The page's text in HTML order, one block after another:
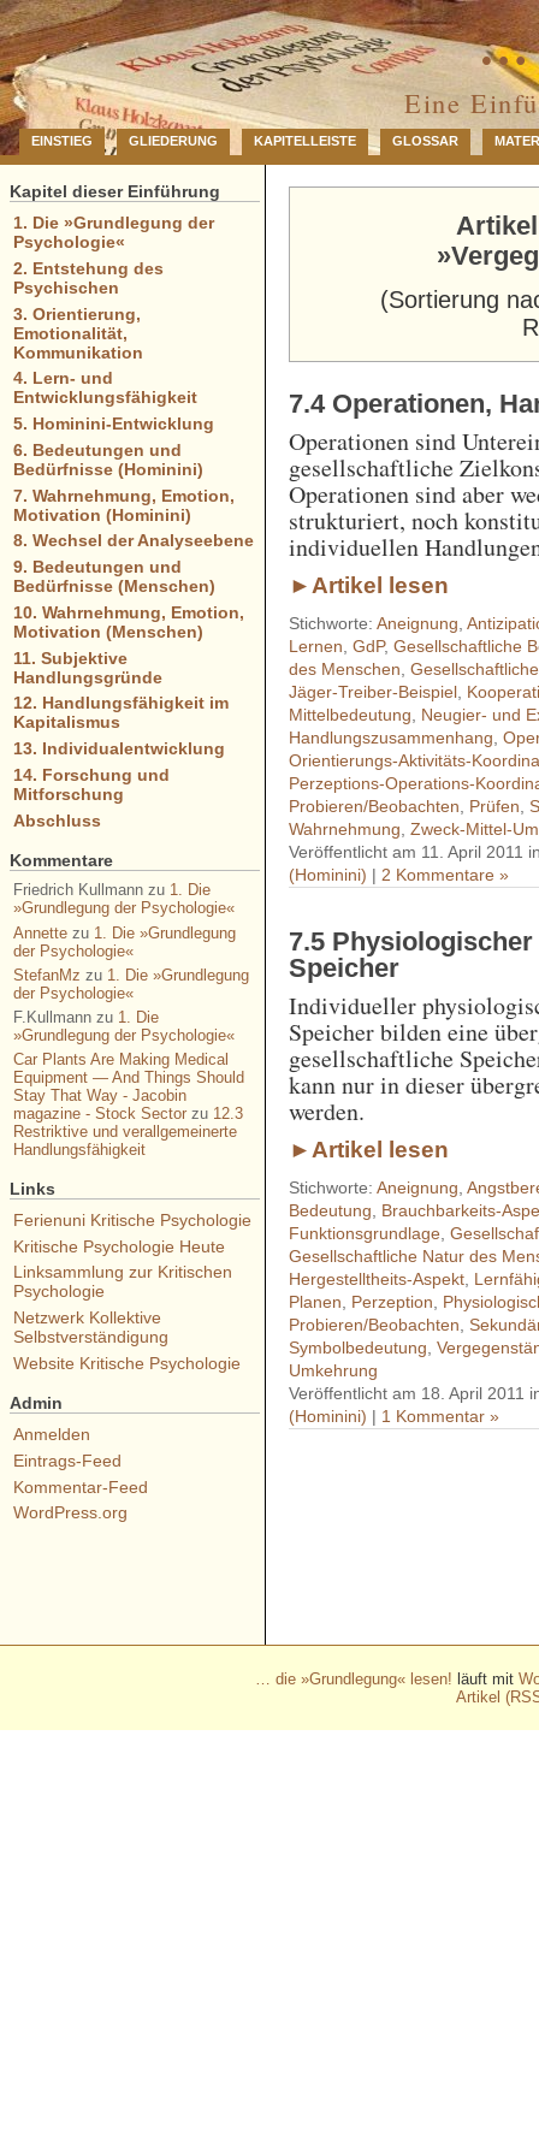
…
Eine
EINSTIEG GLIEDERUNG KAPITELLEISTE GLOSSAR
(Sortierung
7.4 Operationen,
Operationen sind
gesellschaftliche
Operationen sind aber
strukturiert, noch
individuellen
►Artikel lesen
Stichworte:Aneignung ,
Lernen ,GdP,Gesellschaftliche
des Menschen ,
Jäger-Treiber-Beispiel
Mittelbedeutung
Neugier- und
Handlungszusammenhang ,
Orientierungs-Aktivitäts-
Perzeptions-Operations-
Probieren/Beobachten
Prüfen ,
Wahrnehmung ,Zweck-Mittel-
Veröffentlicht am 11. April 2011
(Hominini) | 2 Kommentare »
7.5
Speicher
Individueller
Speicher bilden eine
gesellschaftliche
kann nur in dieser
werden.
►Artikel lesen
Stichworte:Aneignung ,
Bedeutung
Brauchbarkeits-
Funktionsgrundlage ,
Gesellschaftliche Natur des
Hergestelltheits-Aspekt
Planen
Perzeption
Probieren/Beobachten ,
Symbolbedeutung ,
Umkehrung
Veröffentlicht am 18. April 2011
(Hominini) | 1 Kommentar »
Kapitel dieser Einführung
1. Die »Grundlegung der
Psychologie«
2. Entstehung des
Psychischen
3. Orientierung,
Emotionalität,
Kommunikation
4. Lern- und
Entwicklungsfähigkeit
5. Hominini-Entwicklung
6. Bedeutungen und
Bedürfnisse (Hominini)
7. Wahrnehmung, Emotion,
Motivation (Hominini)
8. Wechsel der Analyseebene
9. Bedeutungen und
Bedürfnisse (Menschen)
10. Wahrnehmung, Emotion,
Motivation (Menschen)
11. Subjektive
Handlungsgründe
12. Handlungsfähigkeit im
Kapitalismus
13. Individualentwicklung
14. Forschung und
Mitforschung
Abschluss
Kommentare
Friedrich Kullmannzu 1. Die
»Grundlegung der Psychologie«
Annettezu 1. Die »Grundlegung
der Psychologie«
StefanMz zu 1. Die »Grundlegung
der Psychologie«
F.Kullmannzu 1. Die
»Grundlegung der Psychologie«
Car Plants Are Making Medical
Equipment — And Things Should
Stay That Way - Jacobin
magazine - Stock Sectorzu 12.3
Restriktive und verallgemeinerte
Handlungsfähigkeit
Links
Ferienuni Kritische Psychologie
Kritische Psychologie Heute
Linksammlung zur Kritischen
Psychologie
Netzwerk Kollektive
Selbstverständigung
Website Kritische Psychologie
Admin
Anmelden
Eintrags-Feed
Kommentar-Feed
WordPress.org
… die »Grundlegung« lesen! läuft mit
Artikel